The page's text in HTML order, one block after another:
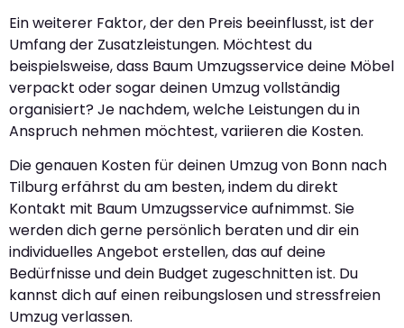
Ein weiterer Faktor, der den Preis beeinflusst, ist der
Umfang der Zusatzleistungen. Möchtest du
beispielsweise, dass Baum Umzugsservice deine Möbel
verpackt oder sogar deinen Umzug vollständig
organisiert? Je nachdem, welche Leistungen du in
Anspruch nehmen möchtest, variieren die Kosten.
Die genauen Kosten für deinen Umzug von Bonn nach
Tilburg erfährst du am besten, indem du direkt
Kontakt mit Baum Umzugsservice aufnimmst. Sie
werden dich gerne persönlich beraten und dir ein
individuelles Angebot erstellen, das auf deine
Bedürfnisse und dein Budget zugeschnitten ist. Du
kannst dich auf einen reibungslosen und stressfreien
Umzug verlassen.